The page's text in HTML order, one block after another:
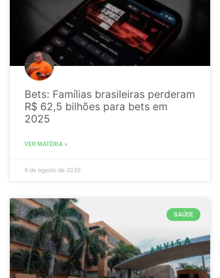
Bets: Famílias brasileiras perderam
R$ 62,5 bilhões para bets em
2025
VER MATÉRIA »
6 de agosto de 2026
SAÚDE